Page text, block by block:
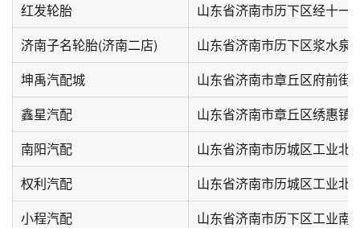
红发轮胎
山东省济南市历下区经十一
济南子名轮胎(济南二店)
山东省济南市历下区浆水泉
坤禹汽配城
鑫星汽配
山东省济南市章丘区绣惠镇
南阳汽配
权利汽配
小程汽配